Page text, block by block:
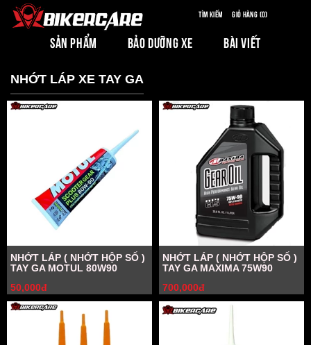
Tìm kiếm Giỏ hàng (0)
SẢN PHẨM BẢO DƯỠNG XE BÀI VIẾT
NHỚT LÁP XE TAY GA
NHỚT LÁP ( NHỚT HỘP SỐ )
TAY GA MOTUL 80W90
50,000đ
NHỚT LÁP ( NHỚT HỘP SỐ )
TAY GA MAXIMA 75W90
700,000đ